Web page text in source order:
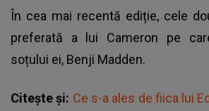
În cea mai recentă ediție, cele
preferată a lui Cameron pe
soțului ei, Benji Madden.
Citește și: Ce s-a ales de fiica lui